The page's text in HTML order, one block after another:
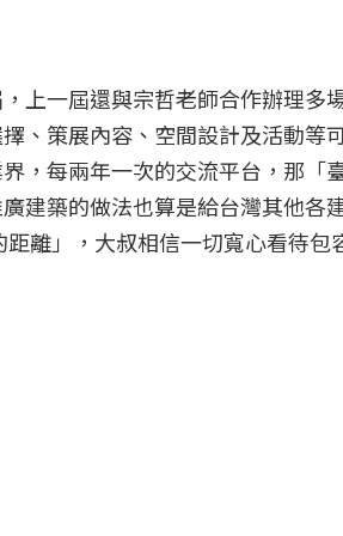
上一屆還與宗哲老師合作辦理多
、策展內容、空間設計及活動等
，每兩年一次的交流平台，那「
建築的做法也算是給台灣其他各
離」，大叔相信一切寬心看待包